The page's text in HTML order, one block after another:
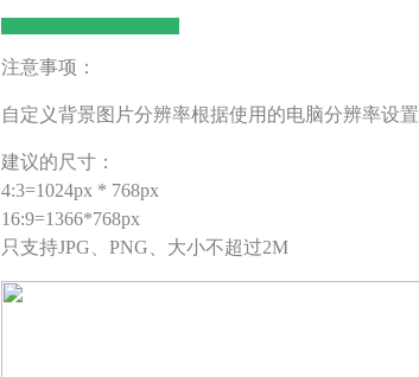
注意事项：
自定义背景图片分辨率根据使用的电脑分辨率设置
建议的尺寸：
4:3=1024px * 768px
16:9=1366*768px
只支持JPG、PNG、大小不超过2M